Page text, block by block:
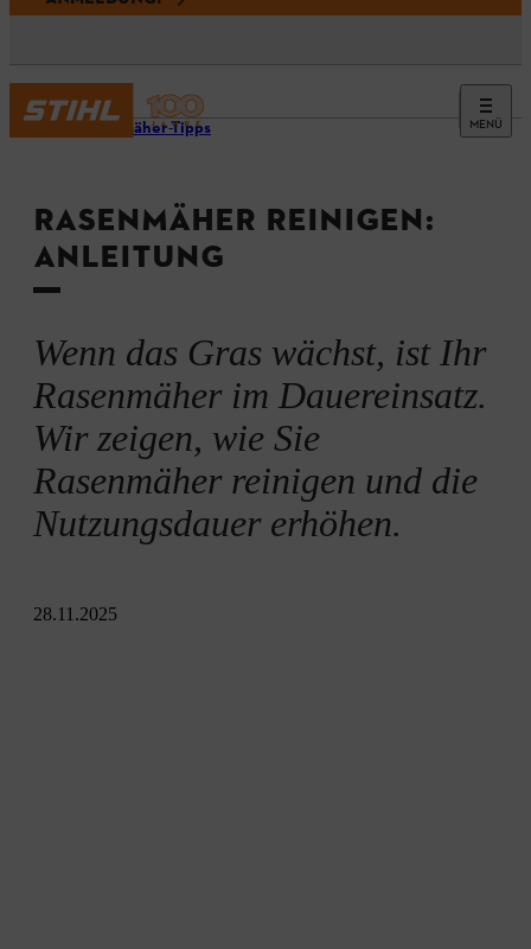
MENÜ
Rasenmäher-Tipps
RASENMÄHER REINIGEN:
ANLEITUNG
Wenn das Gras wächst, ist Ihr
Rasenmäher im Dauereinsatz.
Wir zeigen, wie Sie
Rasenmäher reinigen und die
Nutzungsdauer erhöhen.
28.11.2025